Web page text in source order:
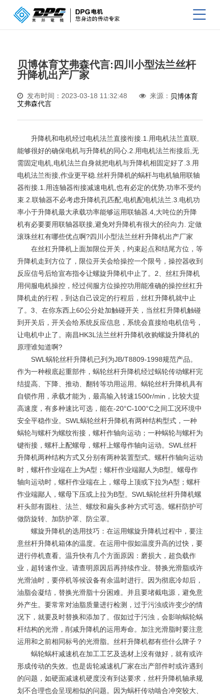
贝博体育艾弗森代言:四川小型法兰丝杆
升降机出产厂家
发布时间：2023-03-18 11:32:48 来源： 贝博体育
艾弗森代言
升降机和电机经过电机法兰直接衔接.1.用电机法兰直联,
能够很好的确保电机与升降机的同心.2.用电机法兰衔接后,无
需固定电机,电机法兰自身就把电机与升降机相固定好了.3.用
电机法兰衔接,作业更平稳.丝杆升降机的蜗杆与电机轴用联轴
器衔接.1.用连轴器衔接减速电机,也有必定的优势,功率不受约
束.2.联轴器不必考虑升降机孔匹配,电机配电机法兰.3.电机功
率小于升降机最大承载功率能够运用联轴器.4,大吨位的升降
机有必要要用联轴器联接,避免对升降机有很大的径向力. 定做
滚珠丝杠有哪些优点啊?四川小型法兰丝杆升降机出产厂家
在丝杠升降机上面加限位开关，约束起点和结尾方位，等
升降机走到方位了，限位开关会给操控一个限号，操控器收到
反应信号后给宣布指令让螺旋升降机中止了。2、丝杠升降机
用伺服电机操控，经过伺服方位操控功用能准确的操控丝杠升
降机走的行程，到达自己设定的行程后，丝杠升降机就中止
了。3、在你东西上60公分处加触碰开关，当丝杠升降机触碰
到开关后，开关会给系统反应信息，系统会直接给电机信号，
让电机中止了。南昌HK3L法兰丝杆升降机收购螺旋升降机的
原理谁知道啊?
SWL蜗轮丝杆升降机已列为JB/T8809-1998规范产品。
作为一种根底起重部件，蜗轮丝杆升降机经过蜗轮传动螺杆完
结提高、下降、推动、翻转等功用运用。蜗轮丝杆升降机具有
自锁作用，承载才能为，最高输入转速1500r/min，比较大提
高速度，有多种速比可选，能在-20°C-100°C之间工况环境中
安全平稳作业。SWL蜗轮丝杆升降机有两种结构型式，一种
蜗轮与螺杆为螺纹衔接，螺杆作轴向运动；一种蜗轮与螺杆为
键衔接，螺杆上配螺母，螺杆上螺母作轴向运动。SWL丝杆
升降机两种结构方式又分别有两种装置型式。螺杆作轴向运动
时，螺杆作业端在上为A型；螺杆作业端鄙人为B型。螺母作
轴向运动时，螺杆作业端在上，螺母上顶或下拉为A型；螺杆
作业端鄙人，螺母下压或上拉为B型。SWL蜗轮丝杆升降机螺
杆头部有圆柱、法兰、螺纹和扁头多种方式可选。螺杆防护可
做防旋转、加防护罩、防尘罩。
螺旋升降机的选用技巧：在运用螺旋升降机过程中，要注
意丝杆升降机箱体的温度。在运用中假如温度升高的过快，要
进行停机查看。温升快有几个方面原因：磨损大，超负载作
业，超转速作业。请查明原因后再持续作业。替换光滑脂或许
光滑油时，要停机等候设备有余温时进行。因为彻底冷却后，
油脂会凝结，替换光滑脂十分困难。并且要堵截电源，避免意
外产生。要常常对油脂质量进行检测，过于污浊或许变少的情
况下，就要及时替换和添加了。假如过于污浊，会影响蜗轮蜗
杆结构的光滑，削减升降机的运用寿命。加注光滑脂时要注意
运用和之前相同标号的光滑脂。丝杆升降机都有些什么牌子？
蜗轮蜗杆减速机在加工工艺及选材上没有做好，就有或许
形成传动的失效。也是齿轮减速机厂家在出产部件时或许遇到
的问题，如硬面减速机硬度没有到达要求，丝杆升降机轴承规
划不合理也会呈现相似的问题。因为蜗杆传动啮合冲突较大、